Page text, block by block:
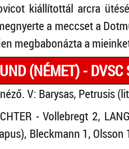
kiállítottál arcra
a meccset a
megbabonázta a
(NÉMET) -
V: Barysas, Petrusis
- Vollebregt 2,
Bleckmann 1,